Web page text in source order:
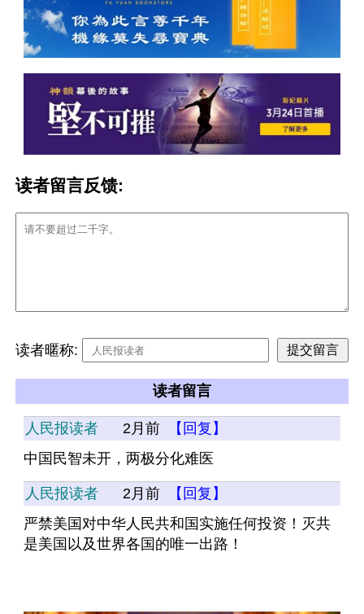
读者留言反馈:
读者暱称:
读者留言
人民报读者 2月前
【回复】
中国民智未开，两极分化难医
人民报读者 2月前
【回复】
严禁美国对中华人民共和国实施任何投资！灭共
是美国以及世界各国的唯一出路！